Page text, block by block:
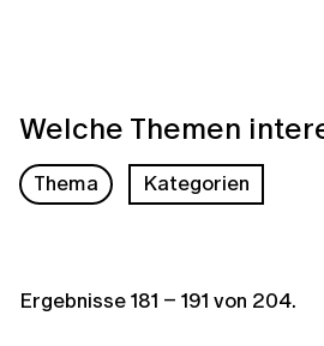
Welche Themen
Thema Kategorien
Ergebnisse181 – 191 von 204.